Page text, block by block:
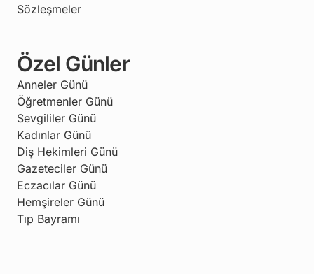
Sözleşmeler
Özel Günler
Anneler Günü
Öğretmenler Günü
Sevgililer Günü
Kadınlar Günü
Diş Hekimleri Günü
Gazeteciler Günü
Eczacılar Günü
Hemşireler Günü
Tıp Bayramı